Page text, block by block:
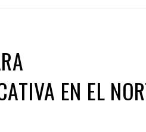
EN EL